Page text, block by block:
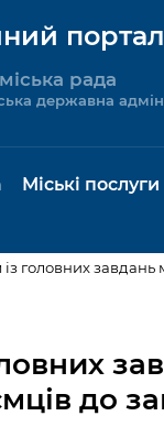
рада
державна
рада
Міські послуги
послуги
Пільги,
головних завдань
до